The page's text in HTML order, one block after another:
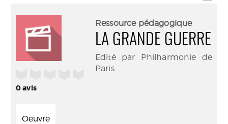
mail
0avis
Ressource pédagogique
LA GRANDE GUERRE
Edité par Philharmonie de
Paris
Oeuvre